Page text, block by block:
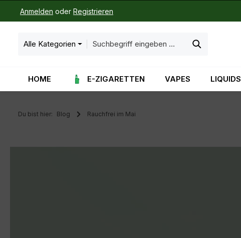
Hauptinhalt springen
Zur Suche springen
Zur Hauptnavigation springen
Anmelden oder Registrieren
Alle Kategorien
HOME E-ZIGARETTEN VAPES LIQUIDS
Du bist hier: Blog Rauchfrei im Mai